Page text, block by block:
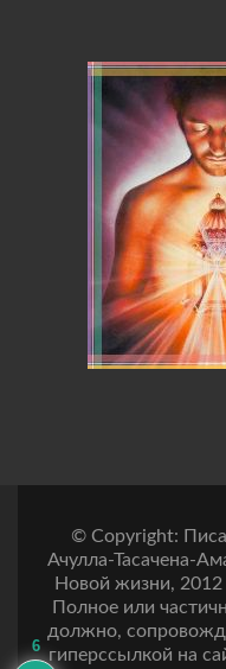
© Copyright:
Ачулла-Тасачена-
Новой жизни,
Полное или
должно,
гиперссылкой на
6